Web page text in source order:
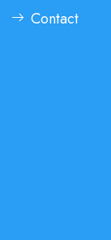
Contact